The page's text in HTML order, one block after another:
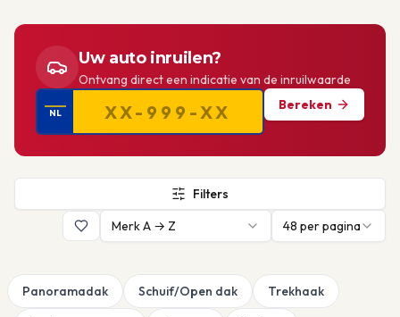
Uw auto inruilen?
Ontvang direct een indicatie van de inruilwaarde
NL
Bereken
Filters
Merk A → Z
48 per pagina
Panoramadak Schuif/Open dak Trekhaak